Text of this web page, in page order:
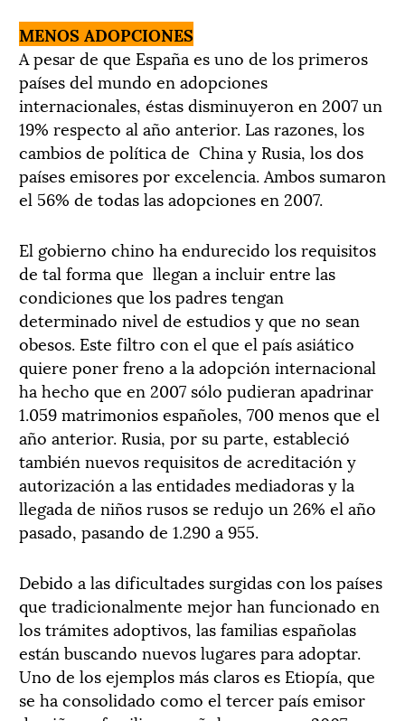
MENOS ADOPCIONES
A pesar de que España es uno de los primeros
países del mundo en adopciones
internacionales, éstas disminuyeron en 2007 un
19% respecto al año anterior. Las razones, los
cambios de política de China y Rusia, los dos
países emisores por excelencia. Ambos sumaron
el 56% de todas las adopciones en 2007.
El gobierno chino ha endurecido los requisitos
de tal forma que llegan a incluir entre las
condiciones que los padres tengan
determinado nivel de estudios y que no sean
obesos. Este filtro con el que el país asiático
quiere poner freno a la adopción internacional
ha hecho que en 2007 sólo pudieran apadrinar
1.059 matrimonios españoles, 700 menos que el
año anterior. Rusia, por su parte, estableció
también nuevos requisitos de acreditación y
autorización a las entidades mediadoras y la
llegada de niños rusos se redujo un 26% el año
pasado, pasando de 1.290 a 955.
Debido a las dificultades surgidas con los países
que tradicionalmente mejor han funcionado en
los trámites adoptivos, las familias españolas
están buscando nuevos lugares para adoptar.
Uno de los ejemplos más claros es Etiopía, que
se ha consolidado como el tercer país emisor